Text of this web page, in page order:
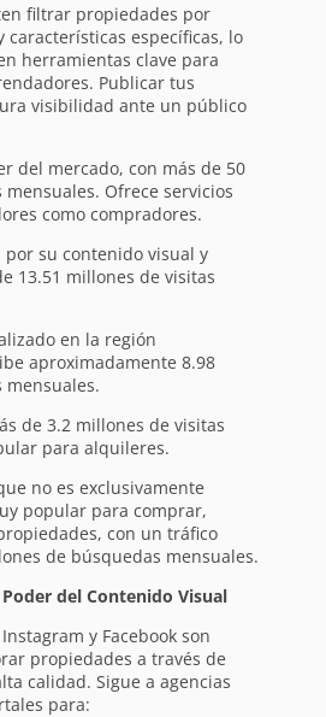
filtrar propiedades por
características específicas, lo
herramientas clave para
Publicar tus
visibilidad ante un público
del mercado, con más de 50
Ofrece servicios
como compradores.
por su contenido visual y
13.51 millones de visitas
en la región
aproximadamente 8.98
mensuales.
de 3.2 millones de visitas
para alquileres.
no es exclusivamente
popular para comprar,
con un tráfico
de búsquedas mensuales.
Poder del Contenido Visual
y Facebook son
propiedades a través de
calidad. Sigue a agencias
para: